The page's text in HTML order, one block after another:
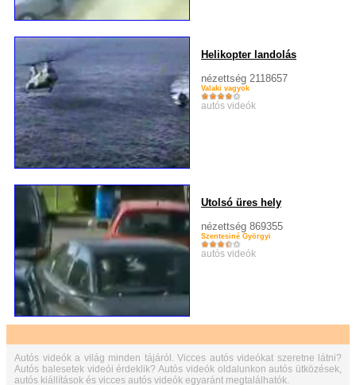
Helikopter landolás
nézettség 2118657
Valaki vagyok
autós videók
Utolsó üres hely
nézettség 869355
Szentesiné Györgyi
autós videók
Autós videók a világ minden tájáról. Vicces autós videókat szeretne látni?
Autós balesetek videói érdeklik? Autós videók oldalunkon autós ütközések,
autós kiállítások és vicces autós videók egyaránt megtalálhatók.